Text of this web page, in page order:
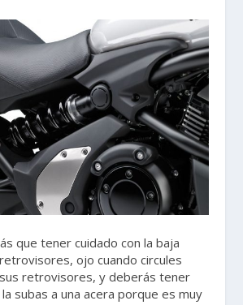
que tener cuidado con la baja
ojo cuando circules
retrovisores, y deberás tener
subas a una acera porque es muy